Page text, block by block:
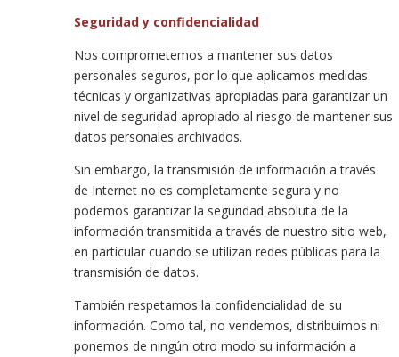
Seguridad y confidencialidad
Nos comprometemos a mantener sus datos
personales seguros, por lo que aplicamos medidas
técnicas y organizativas apropiadas para garantizar un
nivel de seguridad apropiado al riesgo de mantener sus
datos personales archivados.
Sin embargo, la transmisión de información a través
de Internet no es completamente segura y no
podemos garantizar la seguridad absoluta de la
información transmitida a través de nuestro sitio web,
en particular cuando se utilizan redes públicas para la
transmisión de datos.
También respetamos la confidencialidad de su
información. Como tal, no vendemos, distribuimos ni
ponemos de ningún otro modo su información a